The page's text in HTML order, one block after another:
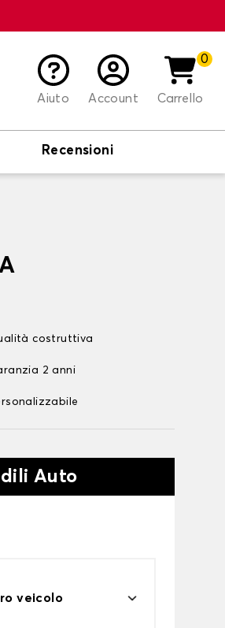
Aiuto
Account
0
Carrello
Recensioni
costruttiva
2 anni
Auto
veicolo